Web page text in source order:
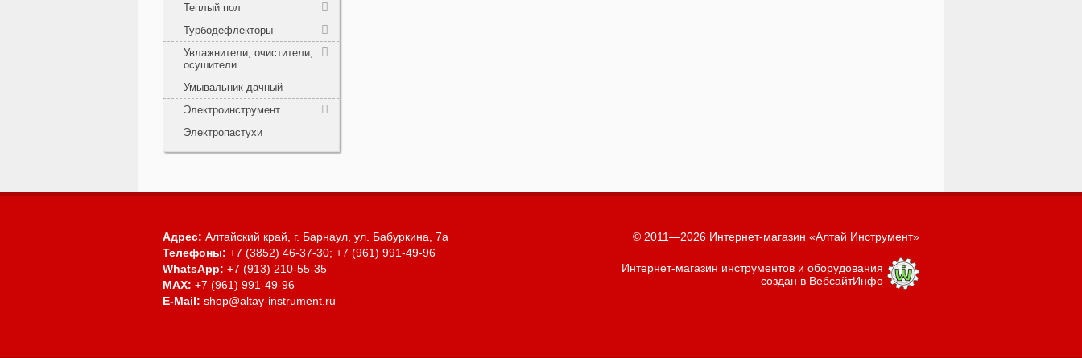
Теплый пол
Турбодефлекторы
Увлажнители, очистители,
осушители
Умывальник дачный
Электроинструмент
Электропастухи
Адрес: Алтайский край, г. Барнаул, ул. Бабуркина, 7а
Телефоны: +7 (3852) 46-37-30; +7 (961) 991-49-96
WhatsApp: +7 (913) 210-55-35
MAX: +7 (961) 991-49-96
E-Mail: shop@altay-instrument.ru
© 2011—2026 Интернет-магазин «Алтай Инструмент»
Интернет-магазин инструментов и оборудования
создан в ВебсайтИнфо